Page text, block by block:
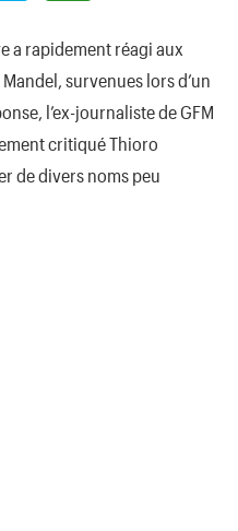
a rapidement réagi aux
survenues lors d’un
l’ex-journaliste de GFM
critiqué Thioro
de divers noms peu